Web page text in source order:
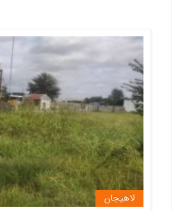
لاهیجان